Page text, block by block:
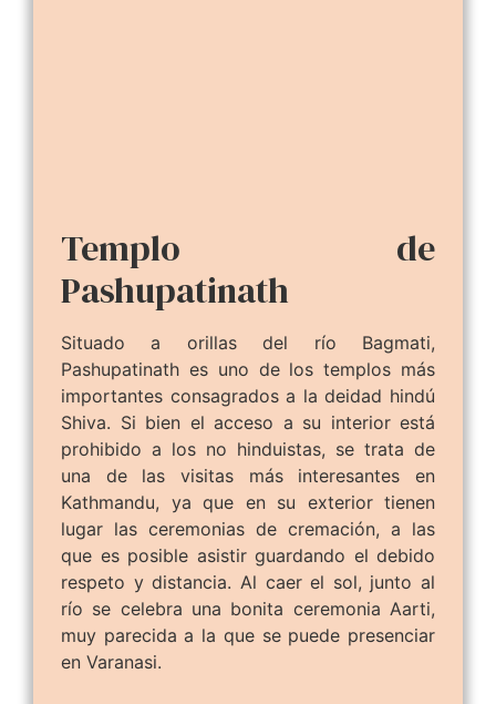
Templo de
Pashupatinath
Situado a orillas del río Bagmati,
Pashupatinath es uno de los templos más
importantes consagrados a la deidad hindú
Shiva. Si bien el acceso a su interior está
prohibido a los no hinduistas, se trata de
una de las visitas más interesantes en
Kathmandu, ya que en su exterior tienen
lugar las ceremonias de cremación, a las
que es posible asistir guardando el debido
respeto y distancia. Al caer el sol, junto al
río se celebra una bonita ceremonia Aarti,
muy parecida a la que se puede presenciar
en Varanasi.